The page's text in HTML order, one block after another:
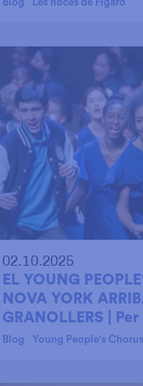
Blog Les noces de Fígaro
02.10.2025
EL YOUNG
NOVA YORK
GRANOLLERS | Per
Blog Young People's